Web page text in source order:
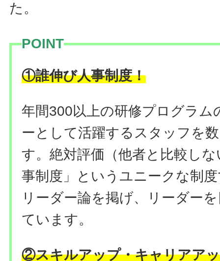
た。
POINT
①誰伸び人事制度！
年間300以上の研修プログラム
ーとして活躍するスタッフを
す。絶対評価（他者と比較し
事制度」というユニークな制
リーダー論を掲げ、リーダー
ています。
②スキルアップ・キャリアア